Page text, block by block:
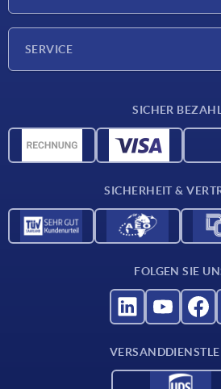
Presseberichte
SERVICE
Werkstoffübersicht
SICHER
SICHERHEIT &
FOLGEN SIE